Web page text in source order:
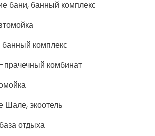
бани, банный комплекс
комплекс
прачечный комбинат
Шале, экоотель
отдыха